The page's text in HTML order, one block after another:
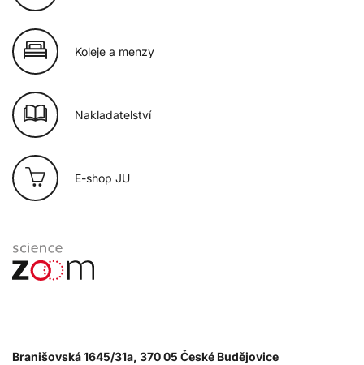
Koleje a menzy
Nakladatelství
E-shop JU
Branišovská 1645/31a, 370 05 České Budějovice